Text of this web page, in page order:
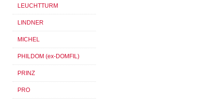
LEUCHTTURM
LINDNER
MICHEL
PHILDOM (ex-DOMFIL)
PRINZ
PRO